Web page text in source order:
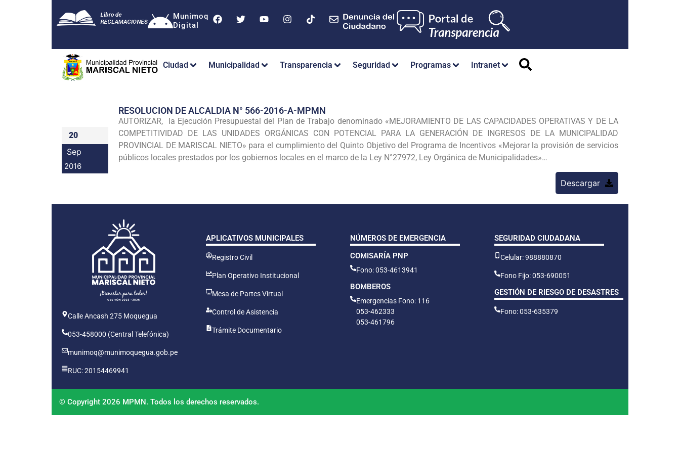
Munimoq
Digital
Ciudad Municipalidad Transparencia Seguridad Programas Intranet
20
Sep
2016
RESOLUCION DE ALCALDIA N° 566-2016-A-MPMN
AUTORIZAR, la Ejecución Presupuestal del Plan de Trabajo denominado «MEJORAMIENTO DE LAS CAPACIDADES OPERATIVAS Y DE LA
COMPETITIVIDAD DE LAS UNIDADES ORGÁNICAS CON POTENCIAL PARA LA GENERACIÓN DE INGRESOS DE LA MUNICIPALIDAD
PROVINCIAL DE MARISCAL NIETO» para el cumplimiento del Quinto Objetivo del Programa de Incentivos «Mejorar la provisión de servicios
públicos locales prestados por los gobiernos locales en el marco de la Ley N°27972, Ley Orgánica de Municipalidades»…
Descargar
Calle Ancash 275 Moquegua
053-458000 (Central Telefónica)
munimoq@munimoquegua.gob.pe
RUC: 20154469941
APLICATIVOS MUNICIPALES
Registro Civil
Plan Operativo Institucional
Mesa de Partes Virtual
Control de Asistencia
Trámite Documentario
NÚMEROS DE EMERGENCIA
COMISARÍA PNP
Fono: 053-4613941
BOMBEROS
Emergencias Fono: 116
053-462333
053-461796
SEGURIDAD CIUDADANA
Celular: 988880870
Fono Fijo: 053-690051
GESTIÓN DE RIESGO DE DESASTRES
Fono: 053-635379
© Copyright 2026 MPMN. Todos los derechos reservados.